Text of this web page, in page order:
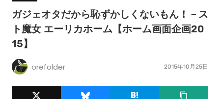
ガジェオタだから恥ずかしくないもん！－ス
ト魔女 エーリカホーム【ホーム画面企画20
15】
orefolder 2015年10月25日